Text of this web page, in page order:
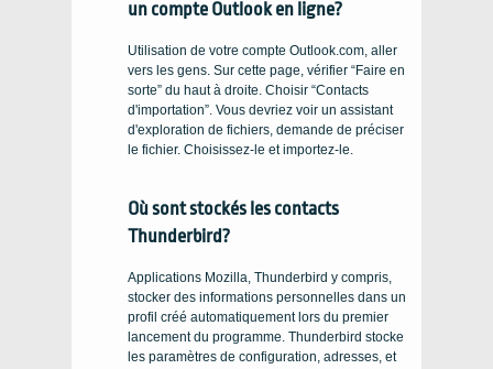
un compte Outlook en ligne?
Utilisation de votre compte Outlook.com, aller
vers les gens. Sur cette page, vérifier “Faire en
sorte” du haut à droite. Choisir “Contacts
d'importation”. Vous devriez voir un assistant
d'exploration de fichiers, demande de préciser
le fichier. Choisissez-le et importez-le.
Où sont stockés les contacts
Thunderbird?
Applications Mozilla, Thunderbird y compris,
stocker des informations personnelles dans un
profil créé automatiquement lors du premier
lancement du programme. Thunderbird stocke
les paramètres de configuration, adresses, et